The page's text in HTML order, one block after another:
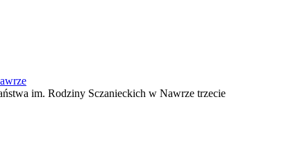
im. Rodziny Sczanieckich w Nawrze trzecie